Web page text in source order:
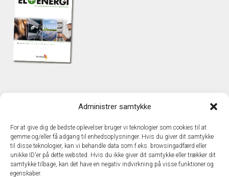
Administrer samtykke
For at give dig de bedste oplevelser bruger vi teknologier som cookies til at
gemme og/eller få adgang til enhedsoplysninger. Hvis du giver dit samtykke
til disse teknologier, kan vi behandle data som f.eks. browsingadfærd eller
unikke ID'er på dette websted. Hvis du ikke giver dit samtykke eller trækker dit
samtykke tilbage, kan det have en negativ indvirkning på visse funktioner og
egenskaber.
TechMedia A/S
DK – 2600 Glostrup
www.techmedia.dk
Telefon: +45 43 24 26 28
E-mail:info@techmedia.dk